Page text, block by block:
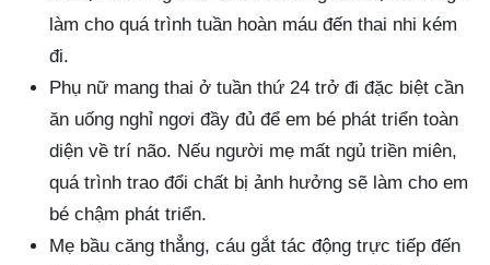
làm cho quá trình tuần hoàn máu đến thai nhi kém
đi.
Phụ nữ mang thai ở tuần thứ 24 trở đi đặc biệt cần
ăn uống nghỉ ngơi đầy đủ để em bé phát triển toàn
diện về trí não. Nếu người mẹ mất ngủ triền miên,
quá trình trao đổi chất bị ảnh hưởng sẽ làm cho em
bé chậm phát triển.
Mẹ bầu căng thẳng, cáu gắt tác động trực tiếp đến